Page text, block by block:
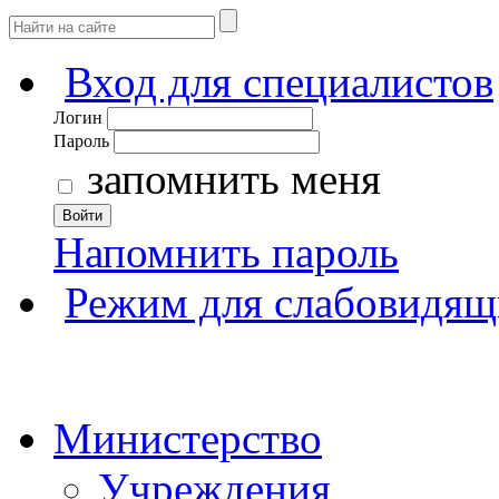
Вход для специалистов
Логин
Пароль
запомнить меня
Войти
Напомнить пароль
Режим для
Министерство
Учреждения